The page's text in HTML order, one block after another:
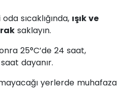
sıcaklığında, ışık ve
saklayın.
25°C’de 24 saat,
dayanır.
yerlerde muhafaza